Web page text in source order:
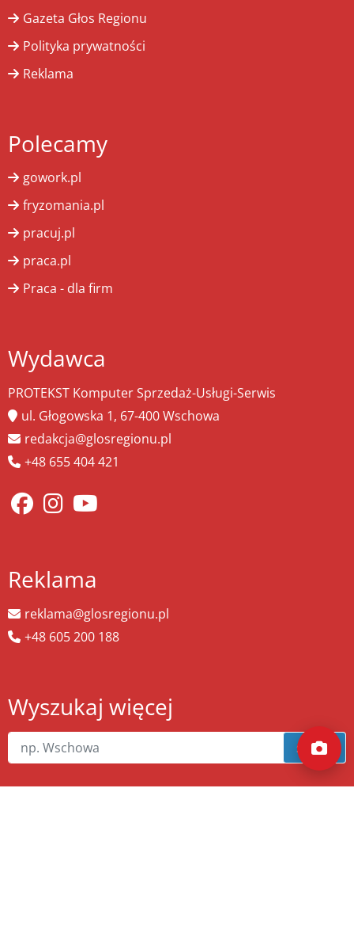
Gazeta Głos Regionu
Polityka prywatności
Reklama
Polecamy
gowork.pl
fryzomania.pl
pracuj.pl
praca.pl
Praca - dla firm
Wydawca
PROTEKST Komputer Sprzedaż-Usługi-Serwis
ul. Głogowska 1, 67-400 Wschowa
redakcja@glosregionu.pl
+48 655 404 421
Reklama
reklama@glosregionu.pl
+48 605 200 188
Wyszukaj więcej
szukaj